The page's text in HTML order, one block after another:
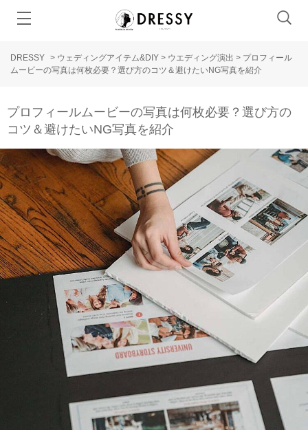
DRESSY > ウェディングアイテム&DIY > ウエディング演出 > プロフィール
ムービーの写真は何枚必要？選び方のコツ＆避けたいNG写真を紹介
プロフィールムービーの写真は何枚必要？選び方の
コツ＆避けたいNG写真を紹介